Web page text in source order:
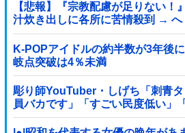
【悲報】『宗教配慮が足りない！
汁炊き出しに各所に苦情殺到 → へ「保健所も容認！問題
なし！」ｗｗｗｗｗｗｗｗｗｗｗ
K-POPアイドルの約半数が3年後
岐点突破は4％未満
彫り師YouTuber・しげち「刺青
員バカです」「すごい民度低い」
よ、バカって」